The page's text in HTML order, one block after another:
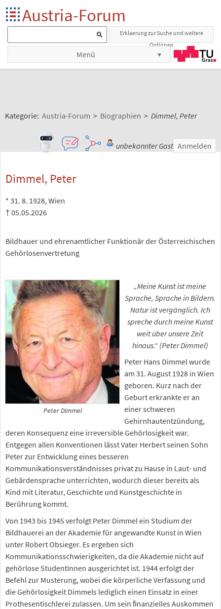
Austria-Forum
Erklaerung zur Suche und weitere
Optionen
Menü
Kategorie: Austria-Forum > Biographien > Dimmel, Peter
unbekannter Gast Anmelden
Dimmel, Peter
* 31. 8. 1928, Wien
† 05.05.2026
Bildhauer und ehrenamtlicher Funktionär der Österreichischen
Gehörlosenvertretung
Peter Dimmel
„Meine Kunst ist meine
Sprache, Sprache in Bildern.
Natur ist vergänglich. Ich
spreche durch meine Kunst
weit über unsere Zeit
hinaus.“ (Peter Dimmel)
Peter Hans Dimmel wurde
am 31. August 1928 in Wien
geboren. Kurz nach der
Geburt erkrankte er an
einer schweren
Gehirnhautentzündung,
deren Konsequenz eine irreversible Gehörlosigkeit war.
Entgegen allen Konventionen lässt Vater Herbert seinen Sohn
Peter zur Entwicklung eines besseren
Kommunikationsverständnisses privat zu Hause in Laut- und
Gebärdensprache unterrichten, wodurch dieser bereits als
Kind mit Literatur, Geschichte und Kunstgeschichte in
Berührung kommt.
Von 1943 bis 1945 verfolgt Peter Dimmel ein Studium der
Bildhauerei an der Akademie für angewandte Kunst in Wien
unter Robert Obsieger. Es ergeben sich
Kommunikationsschwierigkeiten, da die Akademie nicht auf
gehörlose StudentInnen ausgerichtet ist. 1944 erfolgt der
Befehl zur Musterung, wobei die körperliche Verfassung und
die Gehörlosigkeit Dimmels lediglich einen Einsatz in einer
Prothesentischlerei zulassen. Um sein ﬁnanzielles Auskommen